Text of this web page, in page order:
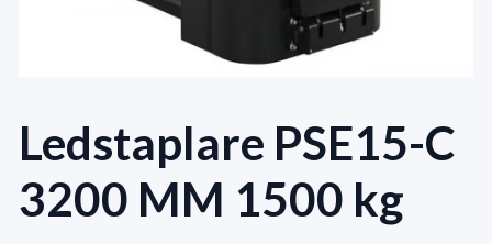
Ledstaplare PSE15-C
3200 MM 1500 kg